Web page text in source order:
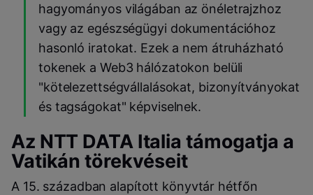
hagyományos világában az önéletrajzhoz
vagy az egészségügyi dokumentációhoz
hasonló iratokat. Ezek a nem átruházható
tokenek a Web3 hálózatokon belüli
"kötelezettségvállalásokat, bizonyítványokat
és tagságokat" képviselnek.
Az NTT DATA Italia támogatja a
Vatikán törekvéseit
A 15. században alapított könyvtár hétfőn